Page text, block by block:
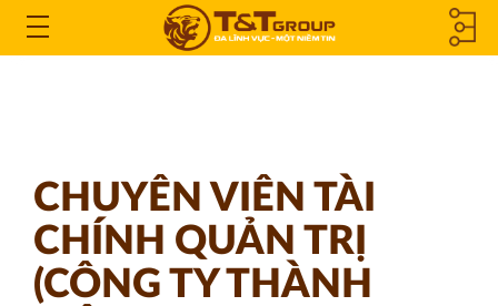
Open
CÔNG TY
CHUYÊN VIÊN TÀI
CHÍNH QUẢN TRỊ
(CÔNG TY THÀNH